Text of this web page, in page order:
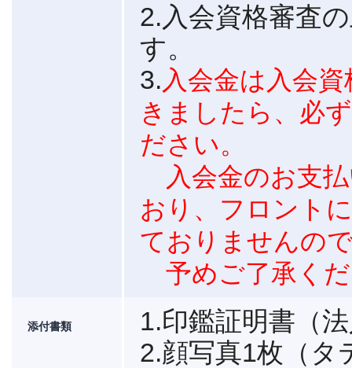
2.入会資格審査
す。
3. 入会金は入会
きましたら、必
ださい。
入会金のお支
おり、フロント
ておりませんの
予めご了承く
添付書類
1.印鑑証明書（
2.顔写真1枚（タ